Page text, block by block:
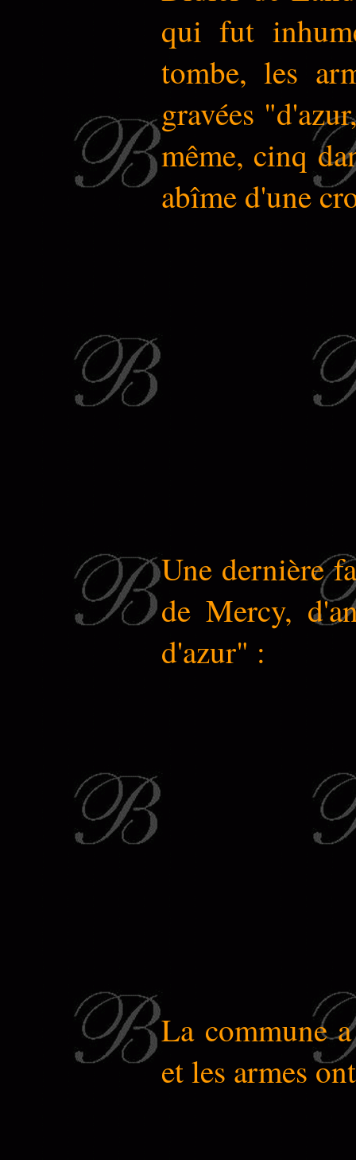
qui fut
tombe, les
gravées
même, cinq
abîme d'une
Une dernière
de Mercy,
d'azur" :
La commune
et les armes